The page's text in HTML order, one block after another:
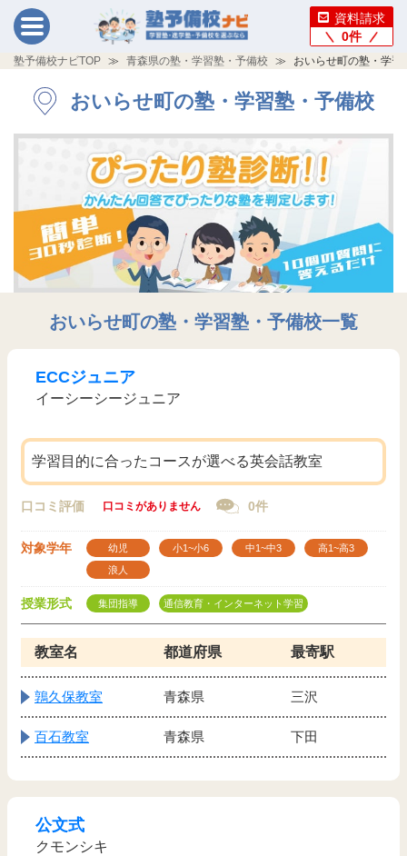
資料請求
0件
塾予備校ナビTOP 青森県の塾・学習塾・予備校 おいらせ町の塾・学習
おいらせ町の塾・学習塾・予備校
おいらせ町の塾・学習塾・予備校一覧
ECCジュニア
イーシーシージュニア
学習目的に合ったコースが選べる英会話教室
口コミ評価 口コミがありません 0件
対象学年 幼児 小1~小6 中1~中3
高1~高3
浪人
授業形式 集団指導 通信教育・インターネット学習
教室名 都道府県 最寄駅
鶉久保教室 青森県 三沢
百石教室 青森県 下田
公文式
クモンシキ